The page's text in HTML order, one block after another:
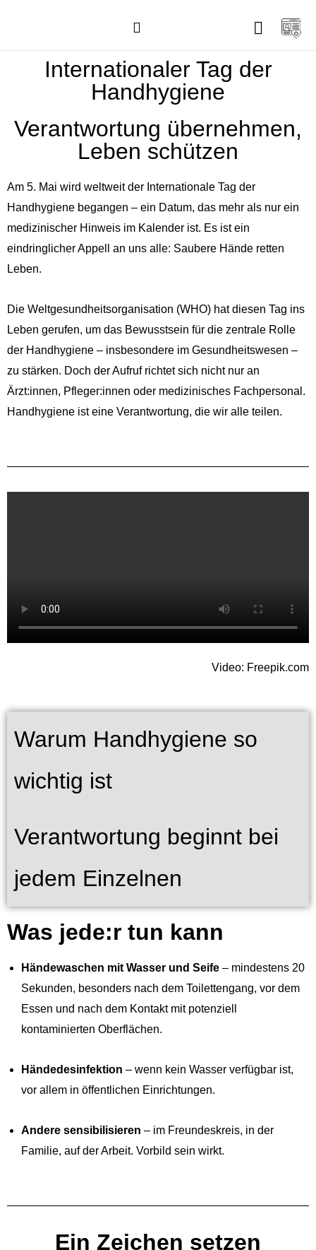
Internationaler Tag der
Handhygiene
Verantwortung übernehmen,
Leben schützen
Am 5. Mai wird weltweit der Internationale Tag der
Handhygiene begangen – ein Datum, das mehr als nur ein
medizinischer Hinweis im Kalender ist. Es ist ein
eindringlicher Appell an uns alle: Saubere Hände retten
Leben.
Die Weltgesundheitsorganisation (WHO) hat diesen Tag ins
Leben gerufen, um das Bewusstsein für die zentrale Rolle
der Handhygiene – insbesondere im Gesundheitswesen –
zu stärken. Doch der Aufruf richtet sich nicht nur an
Ärzt:innen, Pfleger:innen oder medizinisches Fachpersonal.
Handhygiene ist eine Verantwortung, die wir alle teilen.
Video: Freepik.com
Warum Handhygiene so
wichtig ist
Verantwortung beginnt bei
jedem Einzelnen
Was jede:r tun kann
Händewaschen mit Wasser und Seife – mindestens 20
Sekunden, besonders nach dem Toilettengang, vor dem
Essen und nach dem Kontakt mit potenziell
kontaminierten Oberflächen.
Händedesinfektion – wenn kein Wasser verfügbar ist,
vor allem in öffentlichen Einrichtungen.
Andere sensibilisieren – im Freundeskreis, in der
Familie, auf der Arbeit. Vorbild sein wirkt.
Ein Zeichen setzen